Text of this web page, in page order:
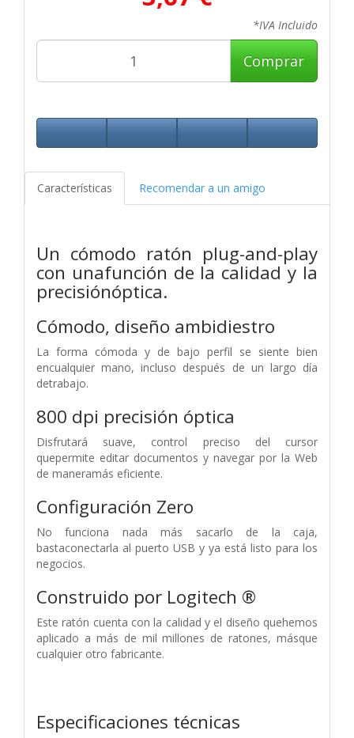
*IVA Incluido
Comprar
Características Recomendar a un amigo
Un cómodo ratón plug-and-play
con unafunción de la calidad y la
precisiónóptica.
Cómodo, diseño ambidiestro
La forma cómoda y de bajo perfil se siente bien
encualquier mano, incluso después de un largo día
detrabajo.
800 dpi precisión óptica
Disfrutará suave, control preciso del cursor
quepermite editar documentos y navegar por la Web
de maneramás eficiente.
Configuración Zero
No funciona nada más sacarlo de la caja,
bastaconectarla al puerto USB y ya está listo para los
negocios.
Construido por Logitech ®
Este ratón cuenta con la calidad y el diseño quehemos
aplicado a más de mil millones de ratones, másque
cualquier otro fabricante.
Especificaciones técnicas